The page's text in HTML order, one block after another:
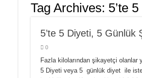
Daha Çok İhtiyaç Duyduğu 20 Besin
İçin 10 Çok Sağlıklı Sebep
Faydaları Nelerdir?
İşe Yarıyor?
?
Tag Archives: 5’te
5’te 5 Diyeti, 5 Günlük
0
Fazla kilolarından şikayetçi olanlar
5 Diyeti veya 5 günlük diyet ile